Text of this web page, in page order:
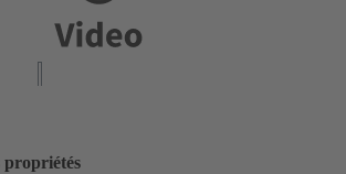
propriétés